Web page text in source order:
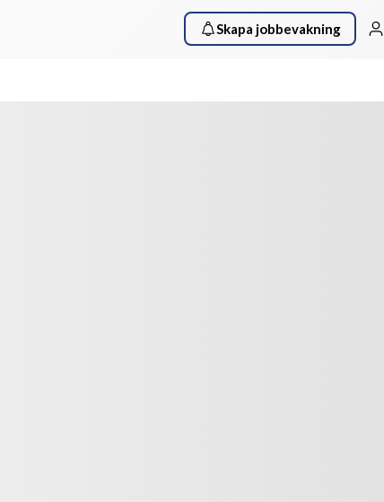
Skapa jobbevakning